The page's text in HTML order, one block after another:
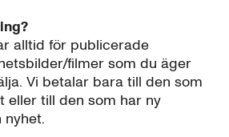
alltid för publicerade
filmer som du äger
Vi betalar bara till den som
eller till den som har ny
nyhet.